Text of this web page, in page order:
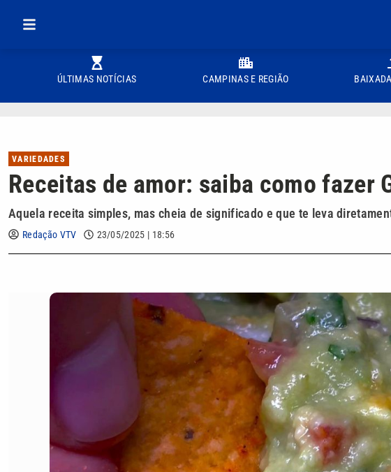
ÚLTIMAS NOTÍCIAS CAMPINAS E REGIÃO
VARIEDADES
Receitas de amor: saiba como fazer
Aquela receita simples, mas cheia de significado e que te leva
Redação VTV 23/05/2025 | 18:56